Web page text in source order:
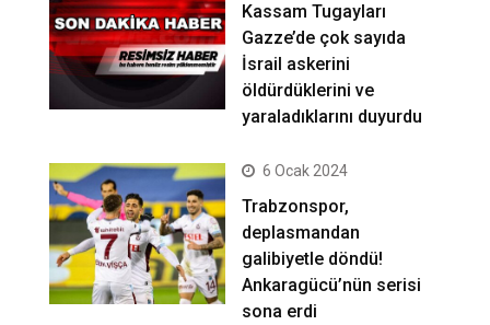
Kassam Tugayları
Gazze’de çok sayıda
İsrail askerini
öldürdüklerini ve
yaraladıklarını duyurdu
6 Ocak 2024
Trabzonspor,
deplasmandan
galibiyetle döndü!
Ankaragücü’nün serisi
sona erdi